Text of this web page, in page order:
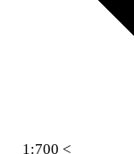
1:700 <